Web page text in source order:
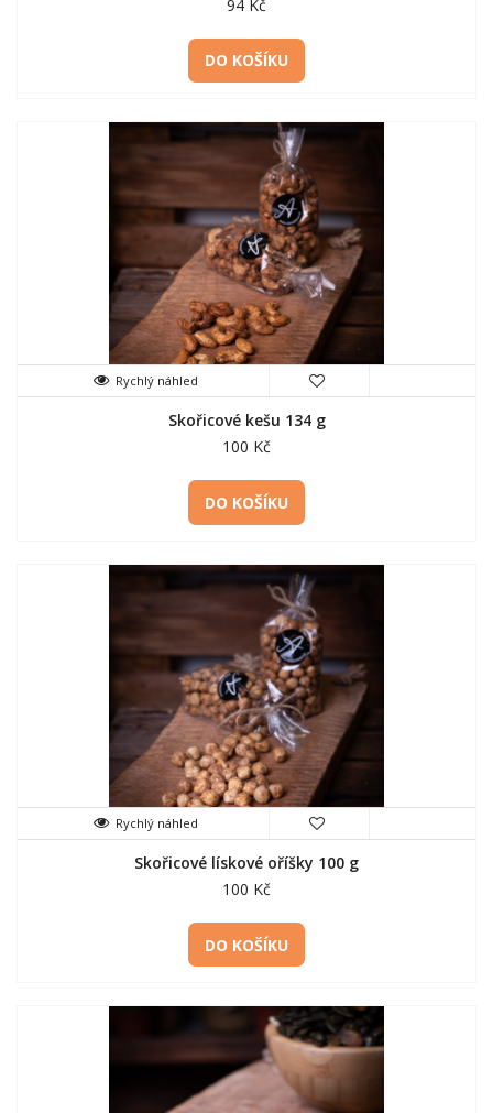
94 Kč
DO KOŠÍKU
Rychlý náhled
Skořicové kešu 134 g
100 Kč
DO KOŠÍKU
Rychlý náhled
Skořicové lískové oříšky 100 g
100 Kč
DO KOŠÍKU